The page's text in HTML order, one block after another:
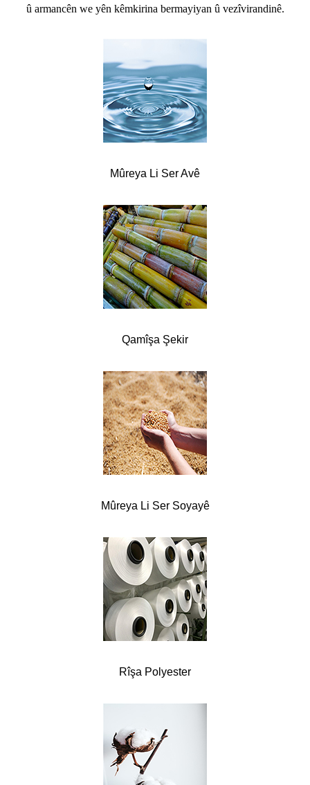
û armancên we yên kêmkirina bermayiyan û vezîvirandinê.
Mûreya Li Ser Avê
Qamîşa Şekir
Mûreya Li Ser Soyayê
Rîşa Polyester